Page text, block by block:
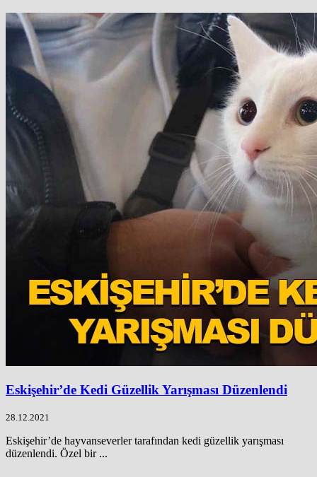
Eskişehir’de Kedi Güzellik Yarışması Düzenlendi
28.12.2021
Eskişehir’de hayvanseverler tarafından kedi güzellik yarışması
düzenlendi. Özel bir ...